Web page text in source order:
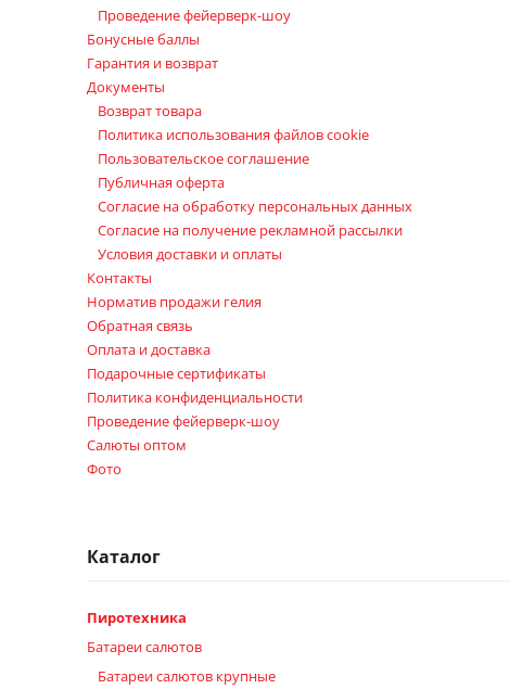
Проведение фейерверк-шоу
Бонусные баллы
Гарантия и возврат
Документы
Возврат товара
Политика использования файлов cookie
Пользовательское соглашение
Публичная оферта
Согласие на обработку персональных данных
Согласие на получение рекламной рассылки
Условия доставки и оплаты
Контакты
Норматив продажи гелия
Обратная связь
Оплата и доставка
Подарочные сертификаты
Политика конфиденциальности
Проведение фейерверк-шоу
Салюты оптом
Фото
Каталог
Пиротехника
Батареи салютов
Батареи салютов крупные